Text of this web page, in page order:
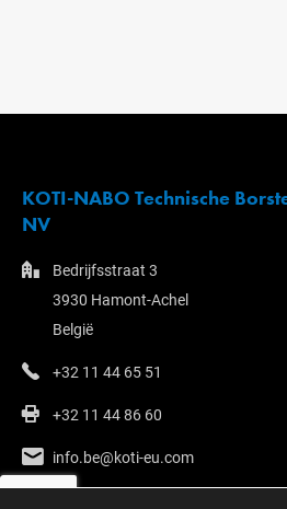
KOTI-NABO Technische
NV
Bedrijfsstraat 3
3930 Hamont-Achel
België
+32 11 44 65 51
+32 11 44 86 60
info.be@koti-eu.com